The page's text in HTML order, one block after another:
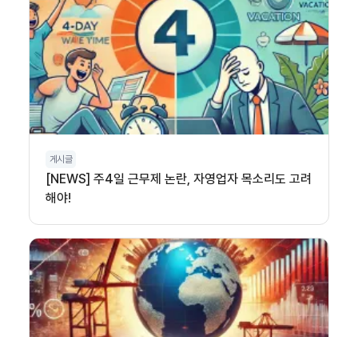
게시글
[NEWS] 주4일 근무제 논란, 자영업자 목소리도 고려
해야!